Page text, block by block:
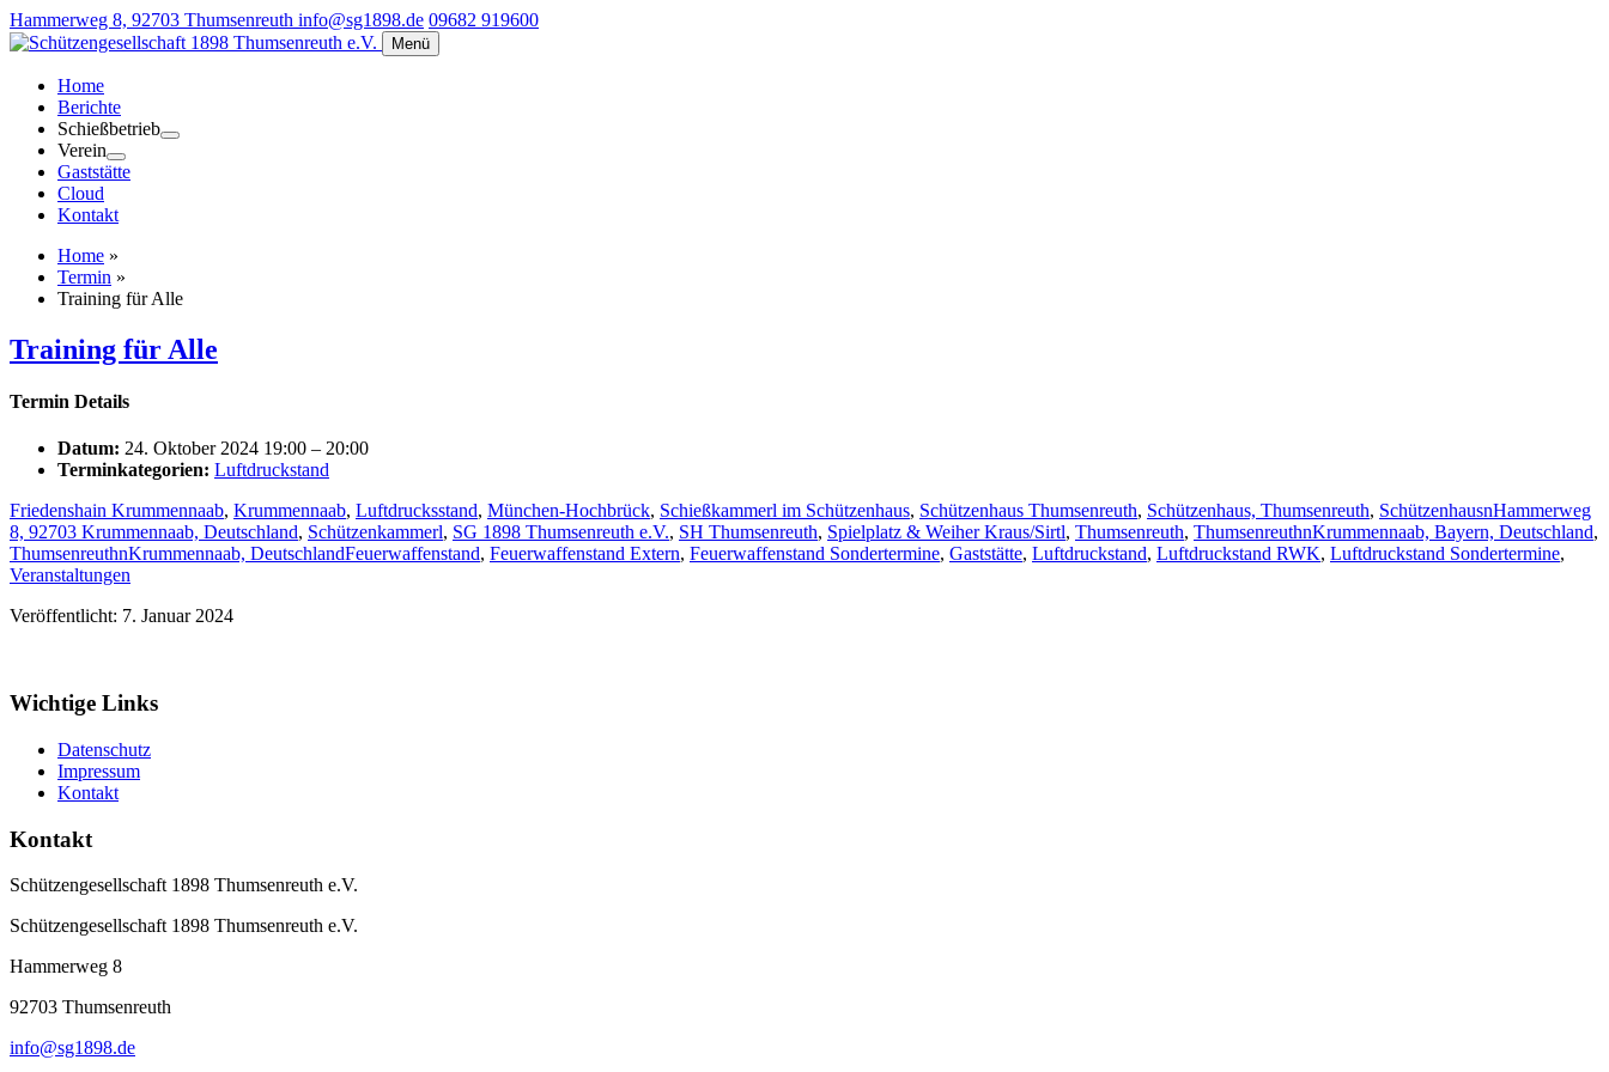
Hammerweg 8, 92703 Thumsenreuth info@sg1898.de 09682 919600
Menü
Home
Berichte
Schießbetrieb
Verein
Gaststätte
Cloud
Kontakt
Home »
Termin »
Training für Alle
Training für Alle
Termin Details
Datum: 24. Oktober 2024 19:00 – 20:00
Terminkategorien: Luftdruckstand
Friedenshain Krummennaab, Krummennaab, Luftdrucksstand, München-Hochbrück, Schießkammerl im Schützenhaus, Schützenhaus Thumsenreuth, Schützenhaus, Thumsenreuth, SchützenhausnHammerweg
8, 92703 Krummennaab, Deutschland, Schützenkammerl, SG 1898 Thumsenreuth e.V., SH Thumsenreuth, Spielplatz & Weiher Kraus/Sirtl, Thumsenreuth, ThumsenreuthnKrummennaab, Bayern, Deutschland,
ThumsenreuthnKrummennaab, DeutschlandFeuerwaffenstand, Feuerwaffenstand Extern, Feuerwaffenstand Sondertermine, Gaststätte, Luftdruckstand, Luftdruckstand RWK, Luftdruckstand Sondertermine,
Veranstaltungen
Veröffentlicht: 7. Januar 2024
Wichtige Links
Datenschutz
Impressum
Kontakt
Kontakt
Schützengesellschaft 1898 Thumsenreuth e.V.
Schützengesellschaft 1898 Thumsenreuth e.V.
Hammerweg 8
92703 Thumsenreuth
info@sg1898.de